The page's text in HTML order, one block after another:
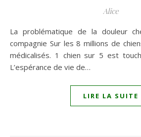
Alice
La problématique de la douleur chez nos animaux de
compagnie Sur les 8 millions de
médicalisés. 1 chien sur 5 est
L’espérance de vie de…
LIRE LA SUITE